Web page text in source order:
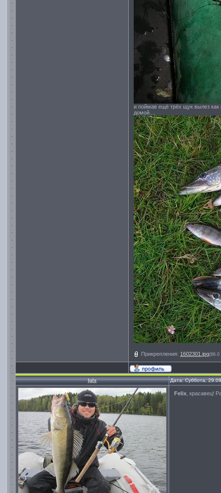
и поймав ещё трёх щук вылез как
домой....
Прикрепления: 1602301.jpg(86.0
Igls Дата: Суббота,
Felix , красавец!